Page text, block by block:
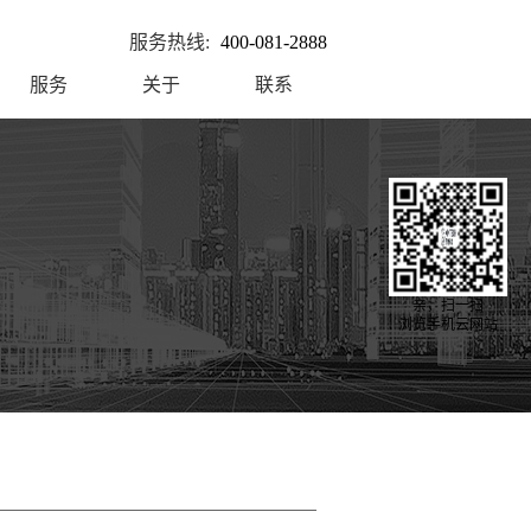
服务热线: 400-081-2888
服务 关于 联系
亲，扫一扫
浏览手机云网站